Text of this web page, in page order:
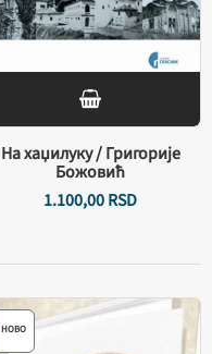
На хаџилуку / Григорије
Божовић
1.100,00RSD
НОВО